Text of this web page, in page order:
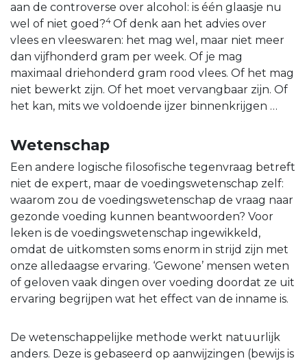
aan de controverse over alcohol: is één glaasje nu
wel of niet goed?4 Of denk aan het advies over
vlees en vleeswaren: het mag wel, maar niet meer
dan vijfhonderd gram per week. Of je mag
maximaal driehonderd gram rood vlees. Of het mag
niet bewerkt zijn. Of het moet vervangbaar zijn. Of
het kan, mits we voldoende ijzer binnenkrijgen …
Wetenschap
Een andere logische filosofische tegenvraag betreft
niet de expert, maar de voedingswetenschap zelf:
waarom zou de voedingswetenschap de vraag naar
gezonde voeding kunnen beantwoorden? Voor
leken is de voedingswetenschap ingewikkeld,
omdat de uitkomsten soms enorm in strijd zijn met
onze alledaagse ervaring. ‘Gewone’ mensen weten
of geloven vaak dingen over voeding doordat ze uit
ervaring begrijpen wat het effect van de inname is.
De wetenschappelijke methode werkt natuurlijk
anders. Deze is gebaseerd op aanwijzingen (bewijs is